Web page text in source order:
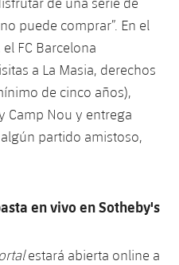
puede comprar”. En el
FC Barcelona
a La Masia, derechos
de cinco años),
Camp Nou y entrega
partido amistoso,
en vivo en Sotheby's
estará abierta online a